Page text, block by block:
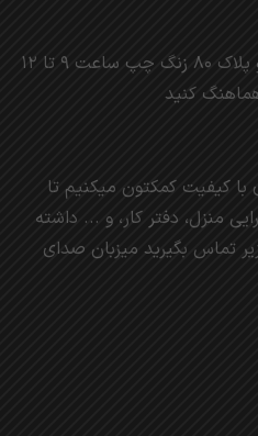
سلمان فارسی دو پلاک 80 زنگ چپ ساعت 9 تا 12
کنید
با کیفیت کمکتون میکنیم تا
منزل، دفتر کار، و ... داشته
تماس بگیرید میزبان صدای